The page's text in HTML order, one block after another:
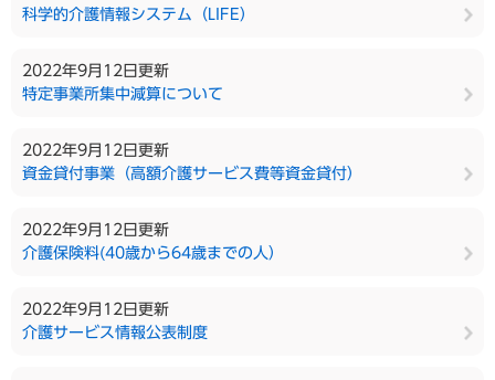
科学的介護情報システム（LIFE）
2022年9月12日更新
特定事業所集中減算について
2022年9月12日更新
資金貸付事業（高額介護サービス費等資金貸付）
2022年9月12日更新
介護保険料(40歳から64歳までの人）
2022年9月12日更新
介護サービス情報公表制度